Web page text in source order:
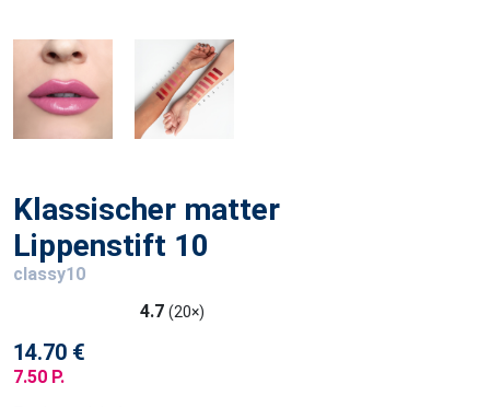
Klassischer matter
Lippenstift 10
classy10
4.7 (20×)
14.70 €
7.50 P.